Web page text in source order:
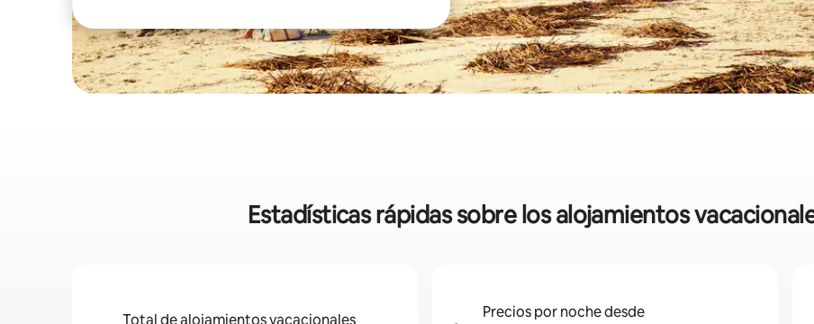
Estadísticas rápidas sobre los alojamientos
Total de alojamientos vacacionales Precios por noche desde